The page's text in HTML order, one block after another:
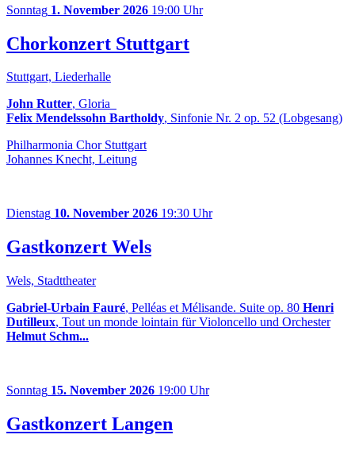
Sonntag 1. November 2026 19:00 Uhr
Chorkonzert Stuttgart
Stuttgart, Liederhalle
John Rutter, Gloria
Felix Mendelssohn Bartholdy, Sinfonie Nr. 2 op. 52 (Lobgesang)
Philharmonia Chor Stuttgart
Johannes Knecht, Leitung
Dienstag 10. November 2026 19:30 Uhr
Gastkonzert Wels
Wels, Stadttheater
Gabriel-Urbain Fauré, Pelléas et Mélisande. Suite op. 80 Henri
Dutilleux, Tout un monde lointain für Violoncello und Orchester
Helmut Schm...
Sonntag 15. November 2026 19:00 Uhr
Gastkonzert Langen